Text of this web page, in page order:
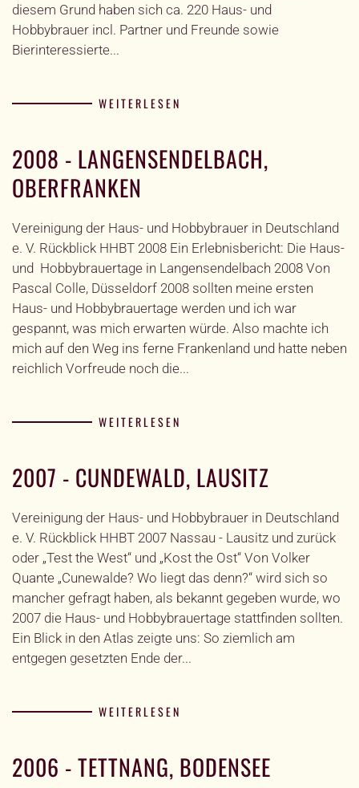
diesem Grund haben sich ca. 220 Haus- und
Hobbybrauer incl. Partner und Freunde sowie
Bierinteressierte...
WEITERLESEN
2008 - LANGENSENDELBACH,
OBERFRANKEN
Vereinigung der Haus- und Hobbybrauer in Deutschland
e. V. Rückblick HHBT 2008 Ein Erlebnisbericht: Die Haus-
und Hobbybrauertage in Langensendelbach 2008 Von
Pascal Colle, Düsseldorf 2008 sollten meine ersten
Haus- und Hobbybrauertage werden und ich war
gespannt, was mich erwarten würde. Also machte ich
mich auf den Weg ins ferne Frankenland und hatte neben
reichlich Vorfreude noch die...
WEITERLESEN
2007 - CUNDEWALD, LAUSITZ
Vereinigung der Haus- und Hobbybrauer in Deutschland
e. V. Rückblick HHBT 2007 Nassau - Lausitz und zurück
oder „Test the West“ und „Kost the Ost“ Von Volker
Quante „Cunewalde? Wo liegt das denn?“ wird sich so
mancher gefragt haben, als bekannt gegeben wurde, wo
2007 die Haus- und Hobbybrauertage stattfinden sollten.
Ein Blick in den Atlas zeigte uns: So ziemlich am
entgegen gesetzten Ende der...
WEITERLESEN
2006 - TETTNANG, BODENSEE